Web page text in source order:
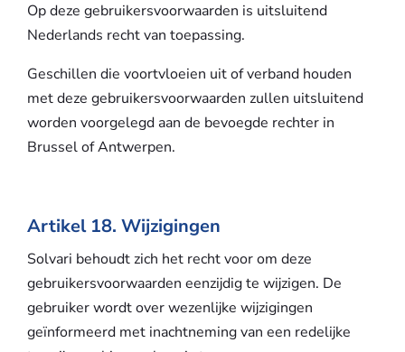
Op deze gebruikersvoorwaarden is uitsluitend
Nederlands recht van toepassing.
Geschillen die voortvloeien uit of verband houden
met deze gebruikersvoorwaarden zullen uitsluitend
worden voorgelegd aan de bevoegde rechter in
Brussel of Antwerpen.
Artikel 18. Wijzigingen
Solvari behoudt zich het recht voor om deze
gebruikersvoorwaarden eenzijdig te wijzigen. De
gebruiker wordt over wezenlijke wijzigingen
geïnformeerd met inachtneming van een redelijke